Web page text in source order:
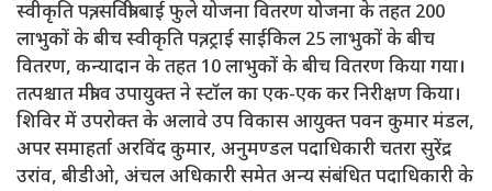
स्वीकृति पत्र, सवित्री बाई फुले योजना वितरण योजना के तहत 200
लाभुकों के बीच स्वीकृति पत्र, ट्राई साईकिल 25 लाभुकों के बीच
वितरण, कन्यादान के तहत 10 लाभुकों के बीच वितरण किया गया।
तत्पश्चात मंत्री व उपायुक्त ने स्टॉल का एक-एक कर निरीक्षण किया।
शिविर में उपरोक्त के अलावे उप विकास आयुक्त पवन कुमार मंडल,
अपर समाहर्ता अरविंद कुमार, अनुमण्डल पदाधिकारी चतरा सुरेंद्र
उरांव, बीडीओ, अंचल अधिकारी समेत अन्य संबंधित पदाधिकारी के